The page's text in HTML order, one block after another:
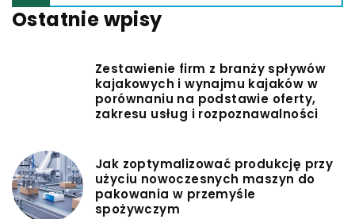
Ostatnie wpisy
Zestawienie firm z branży spływów
kajakowych i wynajmu kajaków w
porównaniu na podstawie oferty,
zakresu usług i rozpoznawalności
Jak zoptymalizować produkcję przy
użyciu nowoczesnych maszyn do
pakowania w przemyśle
spożywczym